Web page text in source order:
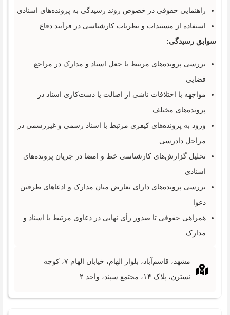
راهنمایی حقوقی در خصوص روند رسیدگی به پرونده‌های اسنادی
استفاده از مستندات و نظریات کارشناسی در فرآیند دفاع
سوابق رسیدگی:
بررسی پرونده‌های مرتبط با جعل اسناد و مدارک در مراجع
قضایی
مواجهه با اختلافات ناشی از اصالت یا دست‌کاری اسناد در
پرونده‌های مختلف
ورود به پرونده‌های کیفری مرتبط با اسناد رسمی و غیررسمی در
مراحل دادرسی
تحلیل گزارش‌های کارشناسی خط و امضا در جریان پرونده‌های
اسنادی
بررسی پرونده‌های دارای تعارض میان مدارک و ادعاهای طرفین
دعوا
همراهی حقوقی تا صدور رأی نهایی در دعاوی مرتبط با اسناد و
مدارک
مشهد، قاسم‌آباد، بلوار الهام، خیابان الهام ۷، کوچه
نسترن، پلاک ۱۴، مجتمع سپند، واحد ۲